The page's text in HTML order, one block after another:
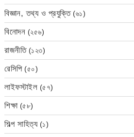
বিজ্ঞান, তথ্য ও প্রযুক্তি(৬১)
বিনোদন (২৫৬)
রাজনীতি(১২৩)
রেসিপি(৫০)
লাইফস্টাইল (৫৭)
শিক্ষা(৫৮)
শিল্প সাহিত্য(১)